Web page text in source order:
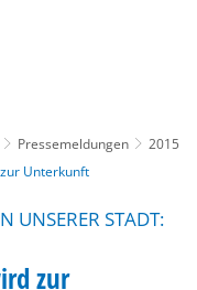
Pressemeldungen
2015
Unterkunft
UNSERER STADT:
zur